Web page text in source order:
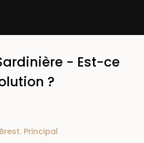
- Est-ce
?
Principal